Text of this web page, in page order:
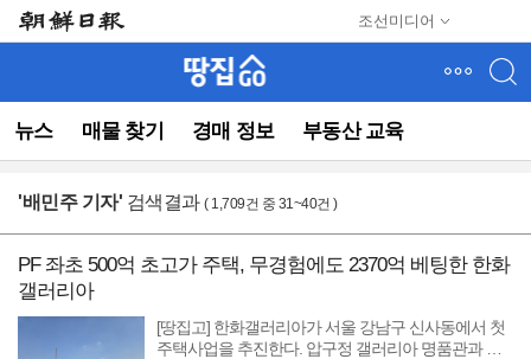
조선미디어
뉴스 매물 찾기 경매 정보 부동산 교육
뉴
(컨
영
'배민주 기자' 검색결과 ( 1,709건 중 31~40건 )
PF 좌초 500억 초고가 주택, 무경험에도 2370억 베팅한 한화
갤러리아
[땅집고] 한화갤러리아가 서울 강남구 신사동에서 첫
주택사업을 추진한다. 압구정 갤러리아 명품관과 가